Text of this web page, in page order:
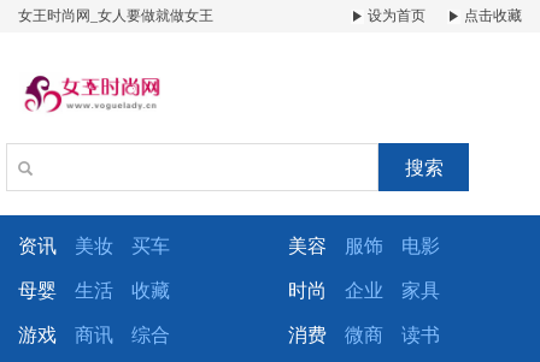
女王时尚网_女人要做就做女王 设为首页 点击收藏
搜索
资讯 美妆 买车 美容 服饰 电影
母婴 生活 收藏 时尚 企业 家具
游戏 商讯 综合 消费 微商 读书